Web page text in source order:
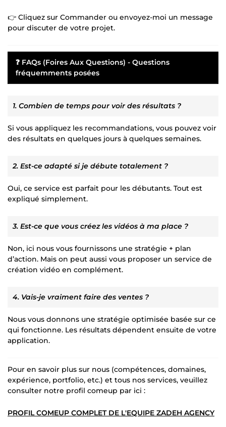
👉 Cliquez sur Commander ou envoyez-moi un message
pour discuter de votre projet.
❓ FAQs (Foires Aux Questions) - Questions
fréquemments posées
1. Combien de temps pour voir des résultats ?
Si vous appliquez les recommandations, vous pouvez voir
des résultats en quelques jours à quelques semaines.
2. Est-ce adapté si je débute totalement ?
Oui, ce service est parfait pour les débutants. Tout est
expliqué simplement.
3. Est-ce que vous créez les vidéos à ma place ?
Non, ici nous vous fournissons une stratégie + plan
d’action. Mais on peut aussi vous proposer un service de
création vidéo en complément.
4. Vais-je vraiment faire des ventes ?
Nous vous donnons une stratégie optimisée basée sur ce
qui fonctionne. Les résultats dépendent ensuite de votre
application.
Pour en savoir plus sur nous (compétences, domaines,
expérience, portfolio, etc.) et tous nos services, veuillez
consulter notre profil comeup par ici :
PROFIL COMEUP COMPLET DE L'EQUIPE ZADEH AGENCY